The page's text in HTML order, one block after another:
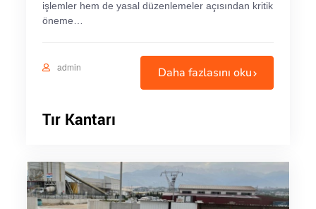
işlemler hem de yasal düzenlemeler açısından kritik
öneme…
admin Daha fazlasını oku
Tır Kantarı